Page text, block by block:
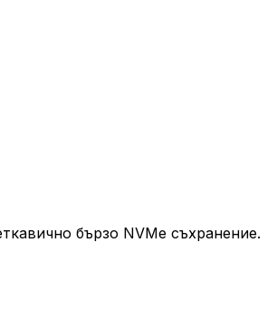
бързо NVMe съхранение.